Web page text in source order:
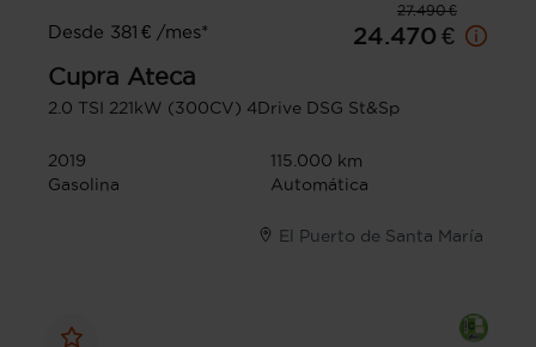
27.490 €
Desde 381 € /mes*
24.470 €
Cupra Ateca
2.0 TSI 221kW (300CV) 4Drive DSG St&Sp
2019
115.000 km
Gasolina
Automática
El Puerto de Santa María